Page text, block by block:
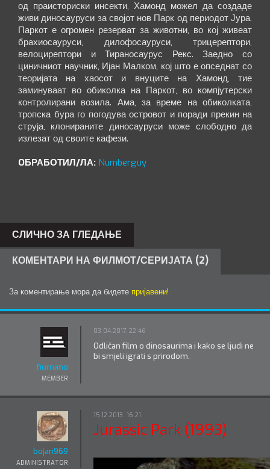
од праисториски инсекти, Хамонд можел да создаде
живи диносауруси за својот нов Парк од периодот Јура.
Паркот е огромен резерват за животни, во кој живеат
брахиосауруси, дилофосауруси, трицерептори,
велоцирептори и Тираносаурус Рекс. Заедно со
циничниот научник, Ијан Малком, кој што е опседнат со
теоријата на хаосот и внуците на Хамонд, тие
заминуваат во обиколка на Паркот, во компјутерски
контролирани возила. Ама, за време на обиколката,
тропска бура го погодува островот и поради прекин на
струја, клонираните диносауруси може слободно да
излезат од своите кафези.
OБРАБОТИЛ/ЛА: Numberguy
СЛИЧНО ЗА ГЛЕДАЊЕ
КОМЕНТАРИ НА ФИЛМОТ/СЕРИЈАТА (2)
За коментирање мора да бидете пријавени!
fiumano
MEMBER
03.04.2017. 22:46
Odličan film o dinosaurima i kako se ljudi ne
bi smjeli igrati s prirodom.
bojan969
ADMINISTRATOR
15.12.2013. 16:21
Jurassic Park (1993)